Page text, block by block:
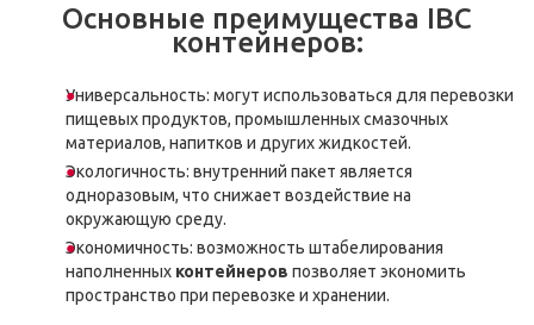
Основные преимущества IBC
контейнеров:
Универсальность: могут использоваться для перевозки
пищевых продуктов, промышленных смазочных
материалов, напитков и других жидкостей.
Экологичность: внутренний пакет является
одноразовым, что снижает воздействие на
окружающую среду.
Экономичность: возможность штабелирования
наполненных контейнеров позволяет экономить
пространство при перевозке и хранении.